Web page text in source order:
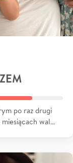
po raz drugi
miesiącach wal…